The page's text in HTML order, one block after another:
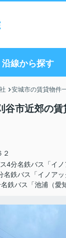
沿線から探す
安城市の賃貸物件
市近郊の賃
２
4分名鉄バス「イ
名鉄バス「イノア
鉄バス「池浦（愛